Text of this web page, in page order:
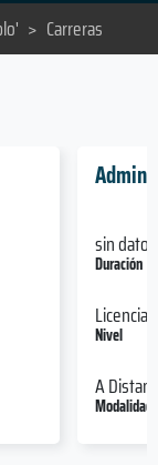
> Carreras
sin datos
Duración
Nivel
A
Modalidad